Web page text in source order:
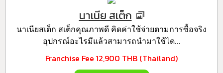
นาเนีย สเต็ก
นาเนียสเต็ก สเต็กคุณภาพดี คิดค่าใช้จ่ายตามการซื้อจริง
อุปกรณ์อะไรมีแล้วสามารถนำมาใช้ได...
Franchise Fee 12,900 THB (Thailand)